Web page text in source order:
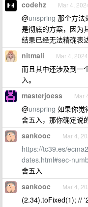
codehz Mar 4,
@unspring 那个方法
是彻底的方案，因为
结果已经无法精确表
nitmali Mar 4, 2024
而且其中还涉及到一
入。
masterjoess Mar
@unspring 如果你觉
舍五入，那你确定说
sankooc Mar 4,
https://tc39.es/
dates.html#sec-
舍五入
sankooc Mar 4,
(2.34).toFixed(1); //